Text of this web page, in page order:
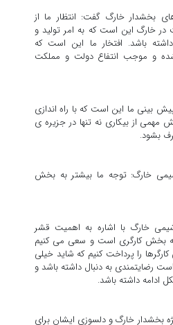
بخشدار خارگ گفت: انتظار ما از
در خارگ این است که به امر تولید و
باشد. افتخار ما این است که
و موجب انتفاع دولت و مملکت
بینی ما این است که با راه اندازی
از بیکاری نه تنها در جزیره ی
بشود.
خارگ: توجه ما بیشتر به بخش
خارگ با اشاره به اهمیت قشر
بخش کارگری است و سعی می کنیم
حقوق کارگرها را پرداخت کنیم که شاید خیلی
رضایتمندی به دنبال داشته باشد و
ادامه داشته باشد.
بخشدار خارگ و دلسوزی ایشان برای